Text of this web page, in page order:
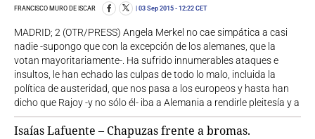
FRANCISCO MURO DE ISCAR 03 Sep 2015 - 12:22 CET
MADRID; 2 (OTR/PRESS) Angela Merkel no cae simpática a casi
nadie -supongo que con la excepción de los alemanes, que la
votan mayoritariamente-. Ha sufrido innumerables ataques e
insultos, le han echado las culpas de todo lo malo, incluida la
política de austeridad, que nos pasa a los europeos y hasta han
dicho que Rajoy -y no sólo él- iba a Alemania a rendirle pleitesía y a
Isaías Lafuente – Chapuzas frente a bromas.